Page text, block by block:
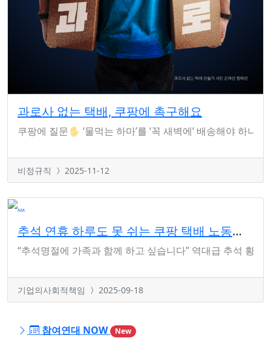
과로사 없는 택배, 쿠팡에 촉구해요
쿠팡에 질문✋ ‘물먹는 하마’를 ‘꼭 새벽에’ 배송해야 하
비정규직 2025-11-12
추석 연휴 하루도 못 쉬는 쿠팡 택배 노동자에게 ‘휴식권’을!
“추석명절에 가족과 함께 하고 싶습니다” 역대급 추석 황
기업의사회적책임 2025-09-18
참여연대 NOW New